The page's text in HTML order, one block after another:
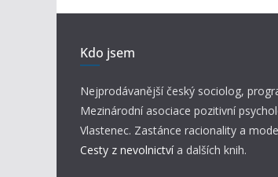
Kdo jsem
Nejprodávanější český sociolog,
Mezinárodní asociace pozitivní
Vlastenec. Zastánce racionality a
Cesty z nevolnictví a dalších knih.